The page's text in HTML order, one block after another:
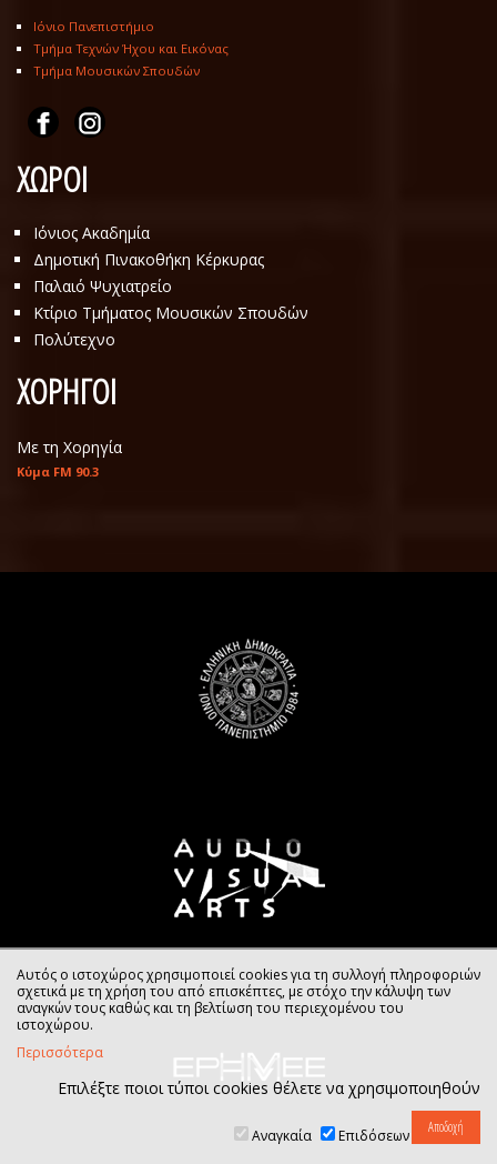
Ιόνιο Πανεπιστήμιο
Τμήμα Τεχνών Ήχου και Εικόνας
Τμήμα Μουσικών Σπουδών
ΧΩΡΟΙ
Ιόνιος Ακαδημία
Δημοτική Πινακοθήκη Κέρκυρας
Παλαιό Ψυχιατρείο
Κτίριο Τμήματος Μουσικών Σπουδών
Πολύτεχνο
ΧΟΡΗΓΟΙ
Με τη Χορηγία
Κύμα FM 90.3
Αυτός ο ιστοχώρος χρησιμοποιεί cookies για τη συλλογή πληροφοριών
σχετικά με τη χρήση του από επισκέπτες, με στόχο την κάλυψη των
αναγκών τους καθώς και τη βελτίωση του περιεχομένου του
ιστοχώρου.
Περισσότερα
Επιλέξτε ποιοι τύποι cookies θέλετε να χρησιμοποιηθούν
Αναγκαία Επιδόσεων